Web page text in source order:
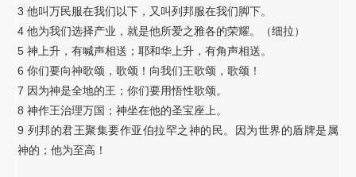
3 他叫万民服在我们以下，又叫列邦服在我们脚下。
4 他为我们选择产业，就是他所爱之雅各的荣耀。（细拉）
5 神上升，有喊声相送；耶和华上升，有角声相送。
6 你们要向神歌颂，歌颂！向我们王歌颂，歌颂！
7 因为神是全地的王；你们要用悟性歌颂。
8 神作王治理万国；神坐在他的圣宝座上。
9 列邦的君王聚集要作亚伯拉罕之神的民。因为世界的盾牌是属
神的；他为至高！